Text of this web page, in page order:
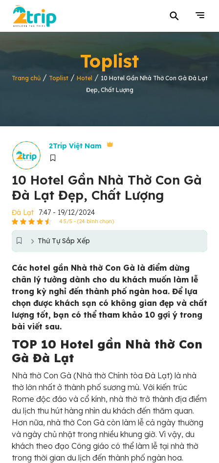
⚲
Toplist
Trang chủ/ Toplist/ Hotel / 10 Hotel Gần Nhà Thờ Con Gà Đà Lạt
Đẹp, Chất Lượng
2Trip Việt Nam
10 Hotel Gần Nhà Thờ Con Gà
Đà Lạt Đẹp, Chất Lượng
Đà Lạt 7:47 - 19/12/2024
4.5/5 - (24 bình chọn)
Thứ Tự Sắp Xếp
Các hotel gần Nhà thờ Con Gà là điểm dừng
chân lý tưởng dành cho du khách muốn làm lễ
trong kỳ nghỉ đến thành phố ngàn hoa. Để lựa
chọn được khách sạn có không gian đẹp và chất
lượng tốt, bạn có thể tham khảo 10 gợi ý trong
bài viết sau.
TOP 10 Hotel gần Nhà thờ Con
Gà Đà Lạt
Nhà thờ Con Gà (Nhà thờ Chính tòa Đà Lạt) là nhà
thờ lớn nhất ở thành phố sương mù. Với kiến trúc
Rome độc đáo và cổ kính, nhà thờ trở thành địa điểm
du lịch thu hút hàng nhìn du khách đến thăm quan.
Hơn nữa, nhà thờ Con Gà còn làm lễ cả ngày thường
và ngày chủ nhật trong nhiều khung giờ. Vì vậy, du
khách theo đạo Công giáo có thể làm lễ tại nhà thờ
trong thời gian du lịch đến thành phố ngàn hoa.